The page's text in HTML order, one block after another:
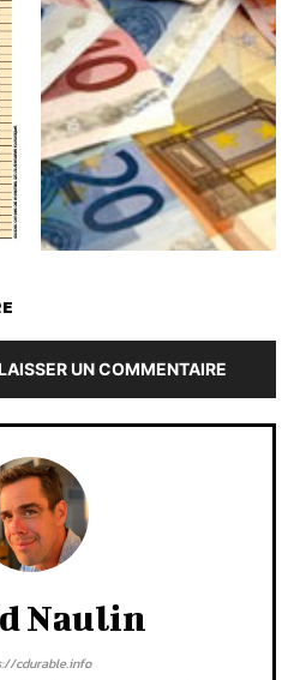
UN COMMENTAIRE
Naulin
cdurable.info